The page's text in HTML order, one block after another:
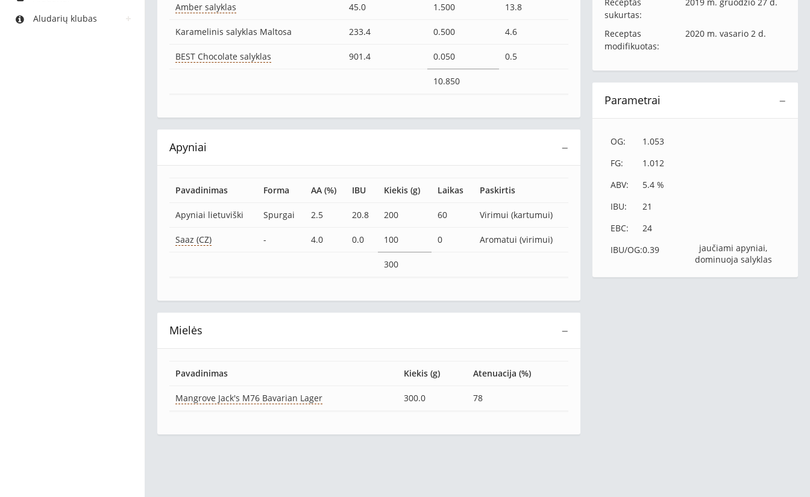
Aludarių klubas
sukurtas:
Receptas
modifikuotas:
2020 m. vasario 2 d.
−
Parametrai
OG:
1.053
FG:
1.012
ABV:
5.4 %
IBU:
21
EBC:
24
IBU/OG:0.39
jaučiami apyniai,
dominuoja salyklas
Amber salyklas 45.0 1.500 13.8
Karamelinis salyklas Maltosa 233.4 0.500 4.6
BEST Chocolate salyklas 901.4 0.050 0.5
10.850
−
Apyniai
Pavadinimas Forma AA (%) IBU Kiekis (g) Laikas Paskirtis
Apyniai lietuviški Spurgai 2.5 20.8 200 60 Virimui (kartumui)
Saaz (CZ) - 4.0 0.0 100 0 Aromatui (virimui)
300
−
Mielės
Pavadinimas Kiekis (g) Atenuacija (%)
Mangrove Jack's M76 Bavarian Lager 300.0 78